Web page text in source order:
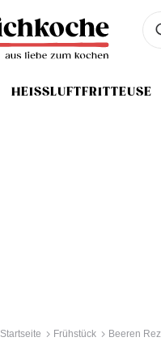
HEISSLUFTFRITTEUSE
Startseite Frühstück Beeren